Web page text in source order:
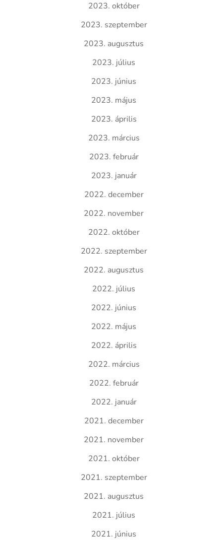
2023. október
2023. szeptember
2023. augusztus
2023. július
2023. június
2023. május
2023. április
2023. március
2023. február
2023. január
2022. december
2022. november
2022. október
2022. szeptember
2022. augusztus
2022. július
2022. június
2022. május
2022. április
2022. március
2022. február
2022. január
2021. december
2021. november
2021. október
2021. szeptember
2021. augusztus
2021. július
2021. június